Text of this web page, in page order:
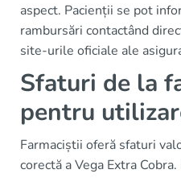
aspect. Pacienții se pot
rambursări contactând
site-urile oficiale ale
Sfaturi de la
pentru
Farmaciștii oferă sfaturi
corectă a Vega Extra